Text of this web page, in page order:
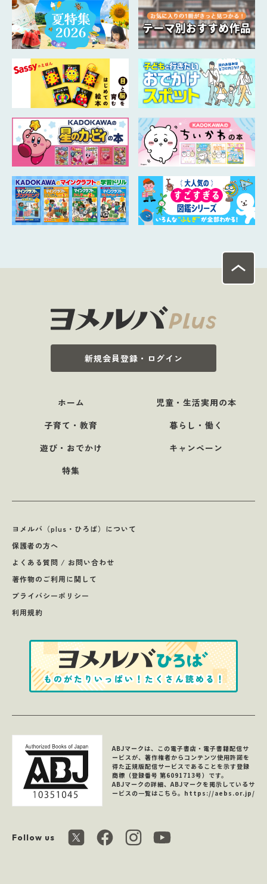
新規会員登録・ログイン
ホーム
児童・生活実用の本
子育て・教育
暮らし・働く
遊び・おでかけ
キャンペーン
特集
ヨメルバ（plus・ひろば）について
保護者の方へ
よくある質問 / お問い合わせ
著作物のご利用に関して
プライバシーポリシー
利用規約
Follow us
ABJマークは、この電子書店・電子書籍配信サ
ービスが、著作権者からコンテンツ使用許諾を
得た正規版配信サービスであることを示す登録
商標（登録番号 第6091713号）です。
ABJマークの詳細、ABJマークを掲示しているサ
ービスの一覧はこちら。 https://aebs.or.jp/